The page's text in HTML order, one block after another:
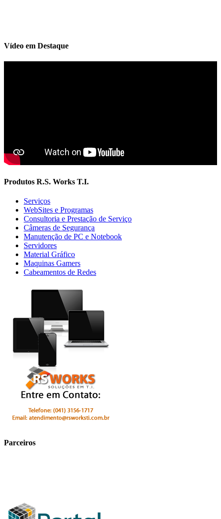
Vídeo em Destaque
Produtos R.S. Works T.I.
Serviços
WebSites e Programas
Consultoria e Prestação de Serviço
Câmeras de Segurança
Manutenção de PC e Notebook
Servidores
Material Gráfico
Maquinas Gamers
Cabeamentos de Redes
Parceiros